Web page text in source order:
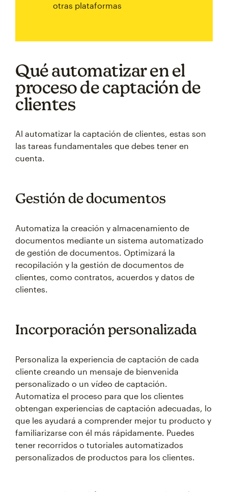
otras plataformas
Qué automatizar en el
proceso de captación de
clientes
Al automatizar la captación de clientes, estas son
las tareas fundamentales que debes tener en
cuenta.
Gestión de documentos
Automatiza la creación y almacenamiento de
documentos mediante un sistema automatizado
de gestión de documentos. Optimizará la
recopilación y la gestión de documentos de
clientes, como contratos, acuerdos y datos de
clientes.
Incorporación personalizada
Personaliza la experiencia de captación de cada
cliente creando un mensaje de bienvenida
personalizado o un vídeo de captación.
Automatiza el proceso para que los clientes
obtengan experiencias de captación adecuadas, lo
que les ayudará a comprender mejor tu producto y
familiarizarse con él más rápidamente. Puedes
tener recorridos o tutoriales automatizados
personalizados de productos para los clientes.